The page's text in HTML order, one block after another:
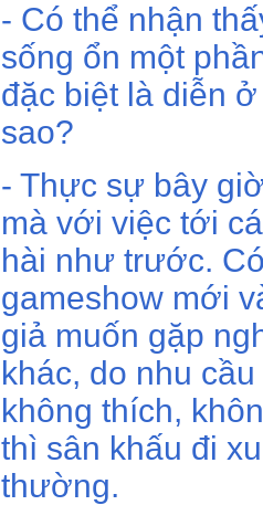
- Có thể nhận
sống ổn một
đặc biệt là diễn
sao?
- Thực sự bây
mà với việc tới
hài như trước.
gameshow mới
giả muốn gặp
khác, do nhu
không thích,
thì sân khấu đi
thường.